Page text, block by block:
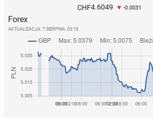
CHF4.6049 -0.0031
Forex
AKTUALIZACJA: 7 SIERPNIA, 03:10